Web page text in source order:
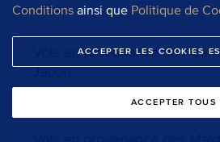
Conditions ainsi que Politique de
ACCEPTER LES COOKIES
ACCEPTER
Vols en provenance du /
Japon